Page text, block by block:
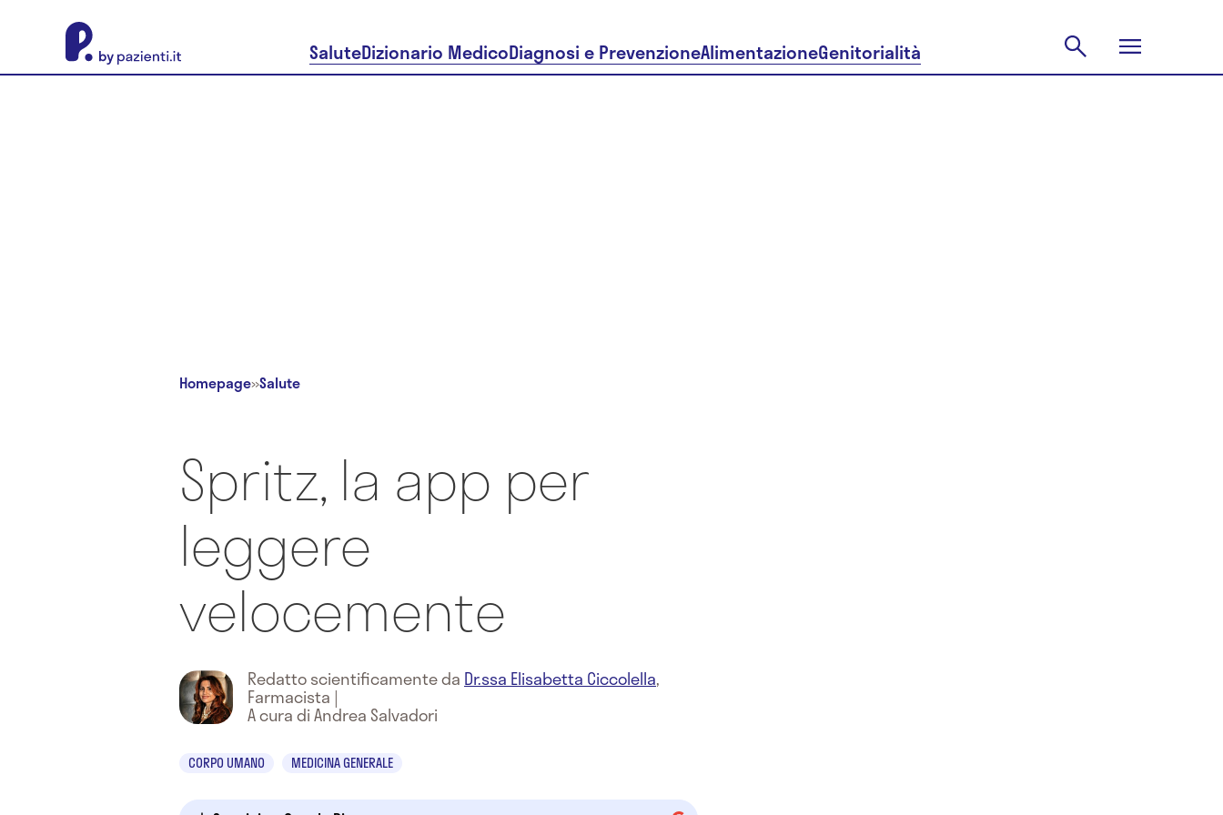
SaluteDizionario MedicoDiagnosi e PrevenzioneAlimentazioneGenitorialità
Homepage»Salute
Spritz, la app per
leggere
velocemente
Redatto scientificamente da Dr.ssa Elisabetta Ciccolella,
Farmacista |
A cura di Andrea Salvadori
CORPO UMANO MEDICINA GENERALE